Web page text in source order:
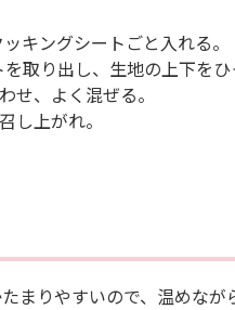
キングシートごと入れる。
取り出し、生地の上下を
せ、よく混ぜる。
し上がれ。
まりやすいので、温めなが